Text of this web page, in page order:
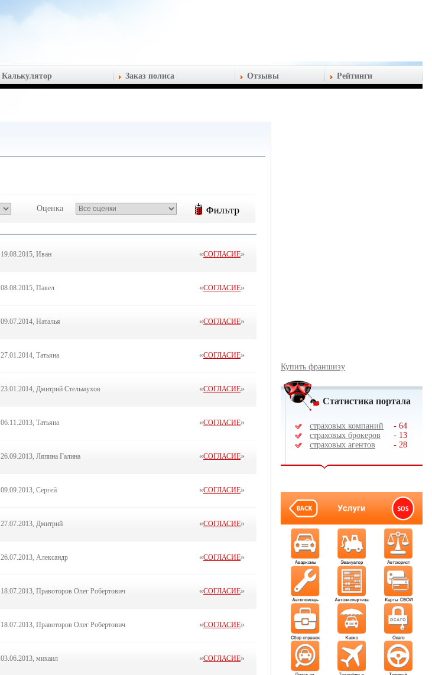
Калькулятор Заказ полиса Отзывы Рейтинги
Оценка
19.08.2015, Иван «СОГЛАСИЕ»
08.08.2015, Павел «СОГЛАСИЕ»
09.07.2014, Наталья «СОГЛАСИЕ»
27.01.2014, Татьяна «СОГЛАСИЕ»
23.01.2014, Дмитрий Стельмухов «СОГЛАСИЕ»
06.11.2013, Татьяна «СОГЛАСИЕ»
26.09.2013, Ляпина Галина «СОГЛАСИЕ»
09.09.2013, Сергей «СОГЛАСИЕ»
27.07.2013, Дмитрий «СОГЛАСИЕ»
26.07.2013, Александр «СОГЛАСИЕ»
18.07.2013, Правоторов Олег Робертович «СОГЛАСИЕ»
18.07.2013, Правоторов Олег Робертович «СОГЛАСИЕ»
03.06.2013, михаил «СОГЛАСИЕ»
Купить франшизу
Статистика портала
страховых компаний - 64
страховых брокеров
- 13
страховых агентов
- 28